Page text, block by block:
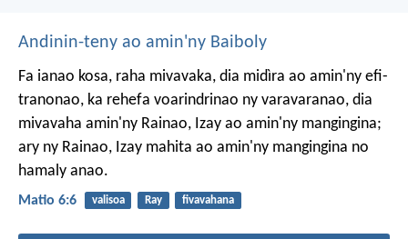
Andinin-teny ao amin'ny Baiboly
Fa ianao kosa, raha mivavaka, dia midìra ao amin'ny efi-
tranonao, ka rehefa voarindrinao ny varavaranao, dia
mivavaha amin'ny Rainao, Izay ao amin'ny mangingina;
ary ny Rainao, Izay mahita ao amin'ny mangingina no
hamaly anao.
Matio 6:6 valisoa Ray fivavahana